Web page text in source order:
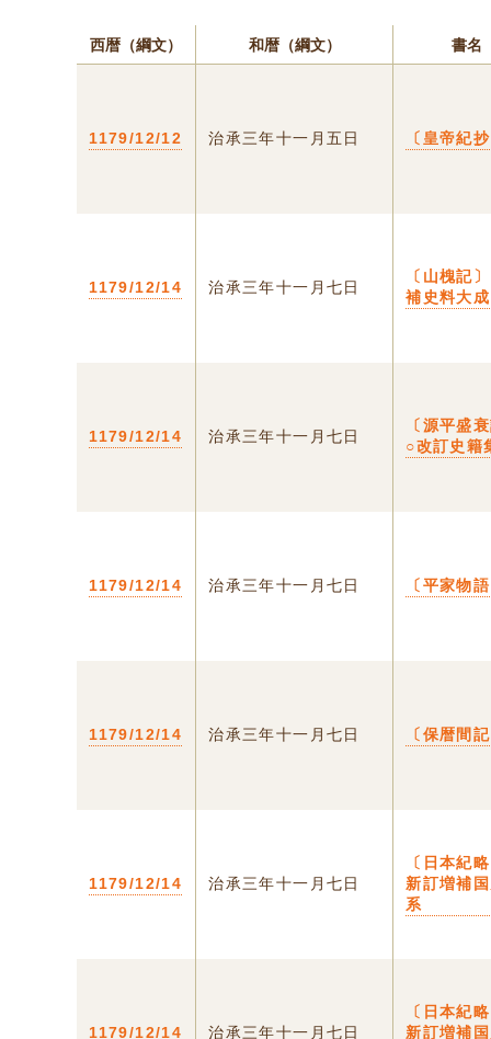
西暦（綱文） 和暦（綱文） 書名
1179/12/12 治承三年十一月五日 〔皇帝紀
1179/12/14 治承三年十一月七日
〔山槐記
補史料大成
1179/12/14 治承三年十一月七日
〔源平盛
○改訂史籍
1179/12/14 治承三年十一月七日 〔平家物
1179/12/14 治承三年十一月七日 〔保暦間
1179/12/14 治承三年十一月七日
〔日本紀
新訂増補
系
1179/12/14 治承三年十一月七日
〔日本紀
新訂増補